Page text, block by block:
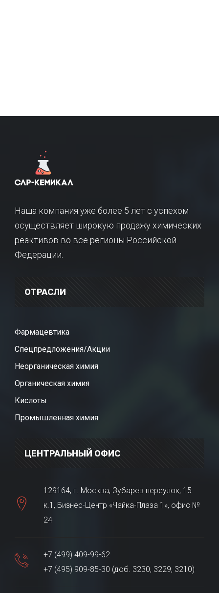
Наша компания уже более 5 лет с успехом
осуществляет широкую продажу химических
реактивов во все регионы Российской
Федерации.
ОТРАСЛИ
Фармацевтика
Спецпредложения/Акции
Неорганическая химия
Органическая химия
Кислоты
Промышленная химия
ЦЕНТРАЛЬНЫЙ ОФИС
129164, г. Москва, Зубарев переулок, 15
к.1, Бизнес-Центр «Чайка-Плаза 1», офис №
24
+7 (499) 409-99-62
+7 (495) 909-85-30 (доб. 3230, 3229, 3210)